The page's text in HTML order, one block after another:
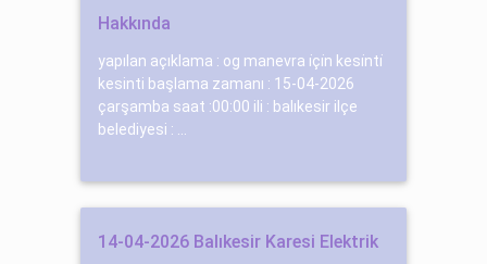
Hakkında
yapılan açıklama : og manevra i̇çi̇n kesi̇nti̇
kesinti başlama zamanı : 15-04-2026
çarşamba saat :00:00 ili : balıkesir ilçe
belediyesi : ...
14-04-2026 Balıkesir Karesi Elektrik